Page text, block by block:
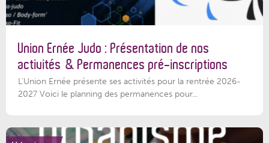
Union Ernée Judo : Présentation de nos
activités & Permanences pré-inscriptions
L'Union Ernée présente ses activités pour la rentrée 2026-
2027 Voici le planning des permanences pour...